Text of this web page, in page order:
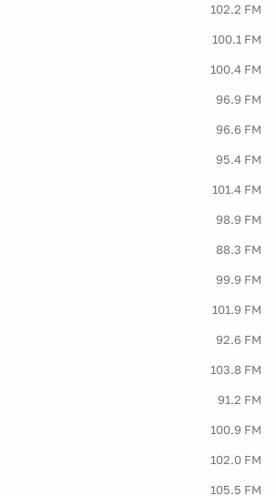
102.2 FM
100.1 FM
100.4 FM
96.9 FM
96.6 FM
95.4 FM
101.4 FM
98.9 FM
88.3 FM
99.9 FM
101.9 FM
92.6 FM
103.8 FM
91.2 FM
100.9 FM
102.0 FM
105.5 FM